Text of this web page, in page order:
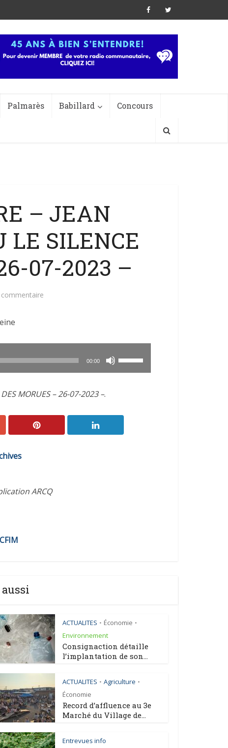
Palmarès Babillard Concours
– JEAN
LE SILENCE
07-2023 –
00:00
ou
MORUES – 26-07-2023 –.
ARCQ
ACTUALITES • Économie •
Environnement
Consignaction détaille
l’implantation de son...
ACTUALITES • Agriculture •
Économie
Record d’affluence au 3e
Marché du Village de...
Entrevues info